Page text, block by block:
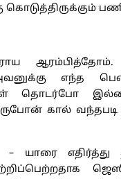
ஆரம்பித்தோம்.
எந்த
தொடர்போ
கால் வந்தபடி
– யாரை